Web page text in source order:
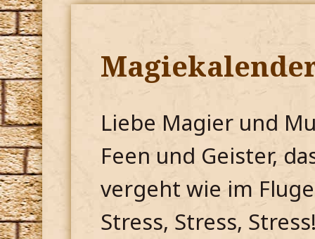
Liebe Magier und
Feen und Geister,
vergeht wie im
Stress, Stress,